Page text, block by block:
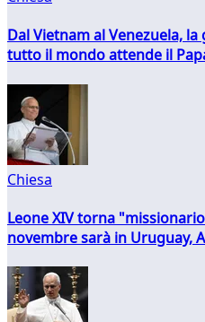
Dal Vietnam al Venezuela,
tutto il mondo attende il
Chiesa
Leone XIV torna
novembre sarà in Uruguay,